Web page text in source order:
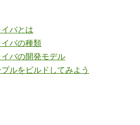
バとは
バの種類
バの開発モデル
ルをビルドしてみよう